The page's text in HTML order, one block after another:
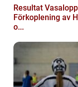
Resultat
Förkoplening av
o...